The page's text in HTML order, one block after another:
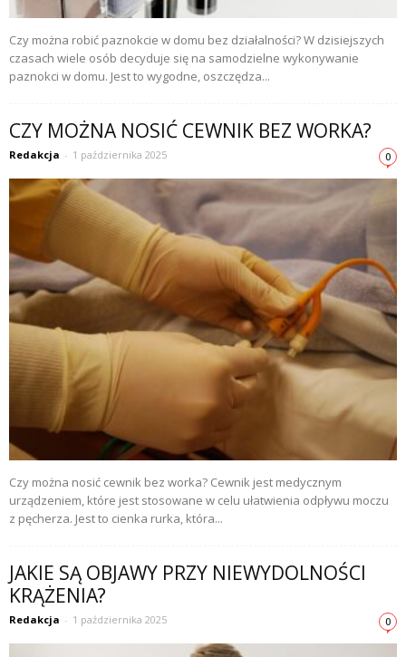
Czy można robić paznokcie w domu bez działalności? W dzisiejszych
czasach wiele osób decyduje się na samodzielne wykonywanie
paznokci w domu. Jest to wygodne, oszczędza...
CZY MOŻNA NOSIĆ CEWNIK BEZ WORKA?
Redakcja - 1 października 2025 0
Czy można nosić cewnik bez worka? Cewnik jest medycznym
urządzeniem, które jest stosowane w celu ułatwienia odpływu moczu
z pęcherza. Jest to cienka rurka, która...
JAKIE SĄ OBJAWY PRZY NIEWYDOLNOŚCI
KRĄŻENIA?
Redakcja - 1 października 2025 0